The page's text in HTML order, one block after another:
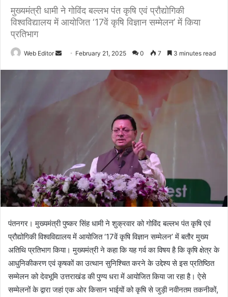
मुख्यमंत्री धामी ने गोविंद बल्लभ पंत कृषि एवं प्रौद्योगिकी
विश्वविद्यालय में आयोजित ‘17वें कृषि विज्ञान सम्मेलन’ में किया
प्रतिभाग
Web Editor
l
February 21, 2025 0 7 3 minutes read
पंतनगर। मुख्यमंत्री पुष्कर सिंह धामी ने शुक्रवार को गोविंद बल्लभ पंत कृषि एवं
प्रौद्योगिकी विश्वविद्यालय में आयोजित ‘17वें कृषि विज्ञान सम्मेलन’ में बतौर मुख्य
अतिथि प्रतिभाग किया। मुख्यमंत्री ने कहा कि यह गर्व का विषय है कि कृषि क्षेत्र के
आधुनिकीकरण एवं कृषकों का उत्थान सुनिश्चित करने के उद्देश्य से इस प्रतिष्ठित
सम्मेलन को देवभूमि उत्तराखंड की पुण्य धरा में आयोजित किया जा रहा है। ऐसे
सम्मेलनों के द्वारा जहां एक ओर किसान भाईयों को कृषि से जुड़ी नवीनतम तकनीकों,